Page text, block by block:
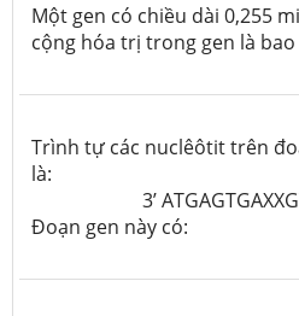
Một gen có chiều dài 0,255
cộng hóa trị trong gen là
Trình tự các nuclêôtit trên
là:
3’
Đoạn gen này có: